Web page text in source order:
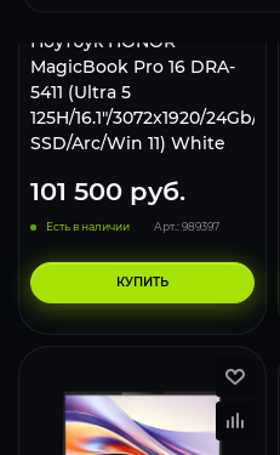
Ноутбук HONOR
MagicBook Pro 16 DRA-
5411 (Ultra 5
125H/16.1"/3072x1920/24Gb/2Tb
SSD/Arc/Win 11) White
101 500 руб.
Есть в наличии Арт.: 989397
КУПИТЬ